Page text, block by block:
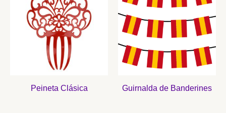
Peineta Clásica Guirnalda de Banderines